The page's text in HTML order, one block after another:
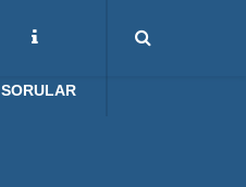
SORULAR